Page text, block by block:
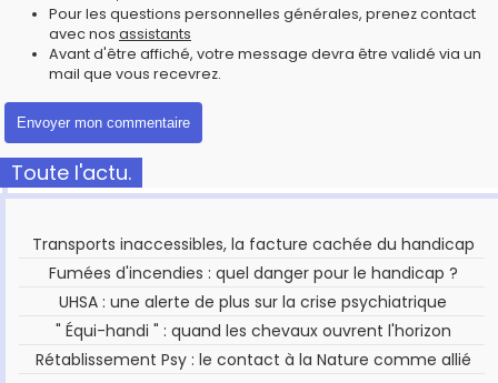
Pour les questions personnelles générales, prenez contact
avec nos assistants
Avant d'être affiché, votre message devra être validé via un
mail que vous recevrez.
Toute l'actu.
Transports inaccessibles, la facture cachée du handicap
Fumées d'incendies : quel danger pour le handicap ?
UHSA : une alerte de plus sur la crise psychiatrique
" Équi-handi " : quand les chevaux ouvrent l'horizon
Rétablissement Psy : le contact à la Nature comme allié